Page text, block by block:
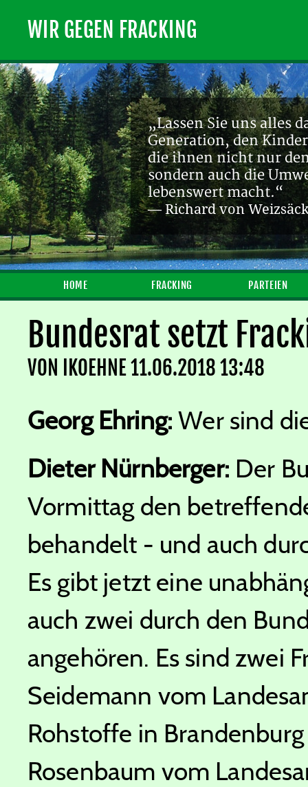
WIR GEGEN FRACKING
„Lassen Sie uns alles
Generation, den
die ihnen nicht nur
sondern auch die
lebenswert macht.“
— Richard von
HOME FRACKING PARTEIEN
Bundesrat setzt
VON IKOEHNE11.06.2018 13:48
Georg Ehring: Wer sind
Dieter Nürnberger: Der
Vormittag den
behandelt - und auch
Es gibt jetzt eine
auch zwei durch den
angehören. Es sind zwei
Seidemann vom
Rohstoffe in
Rosenbaum vom